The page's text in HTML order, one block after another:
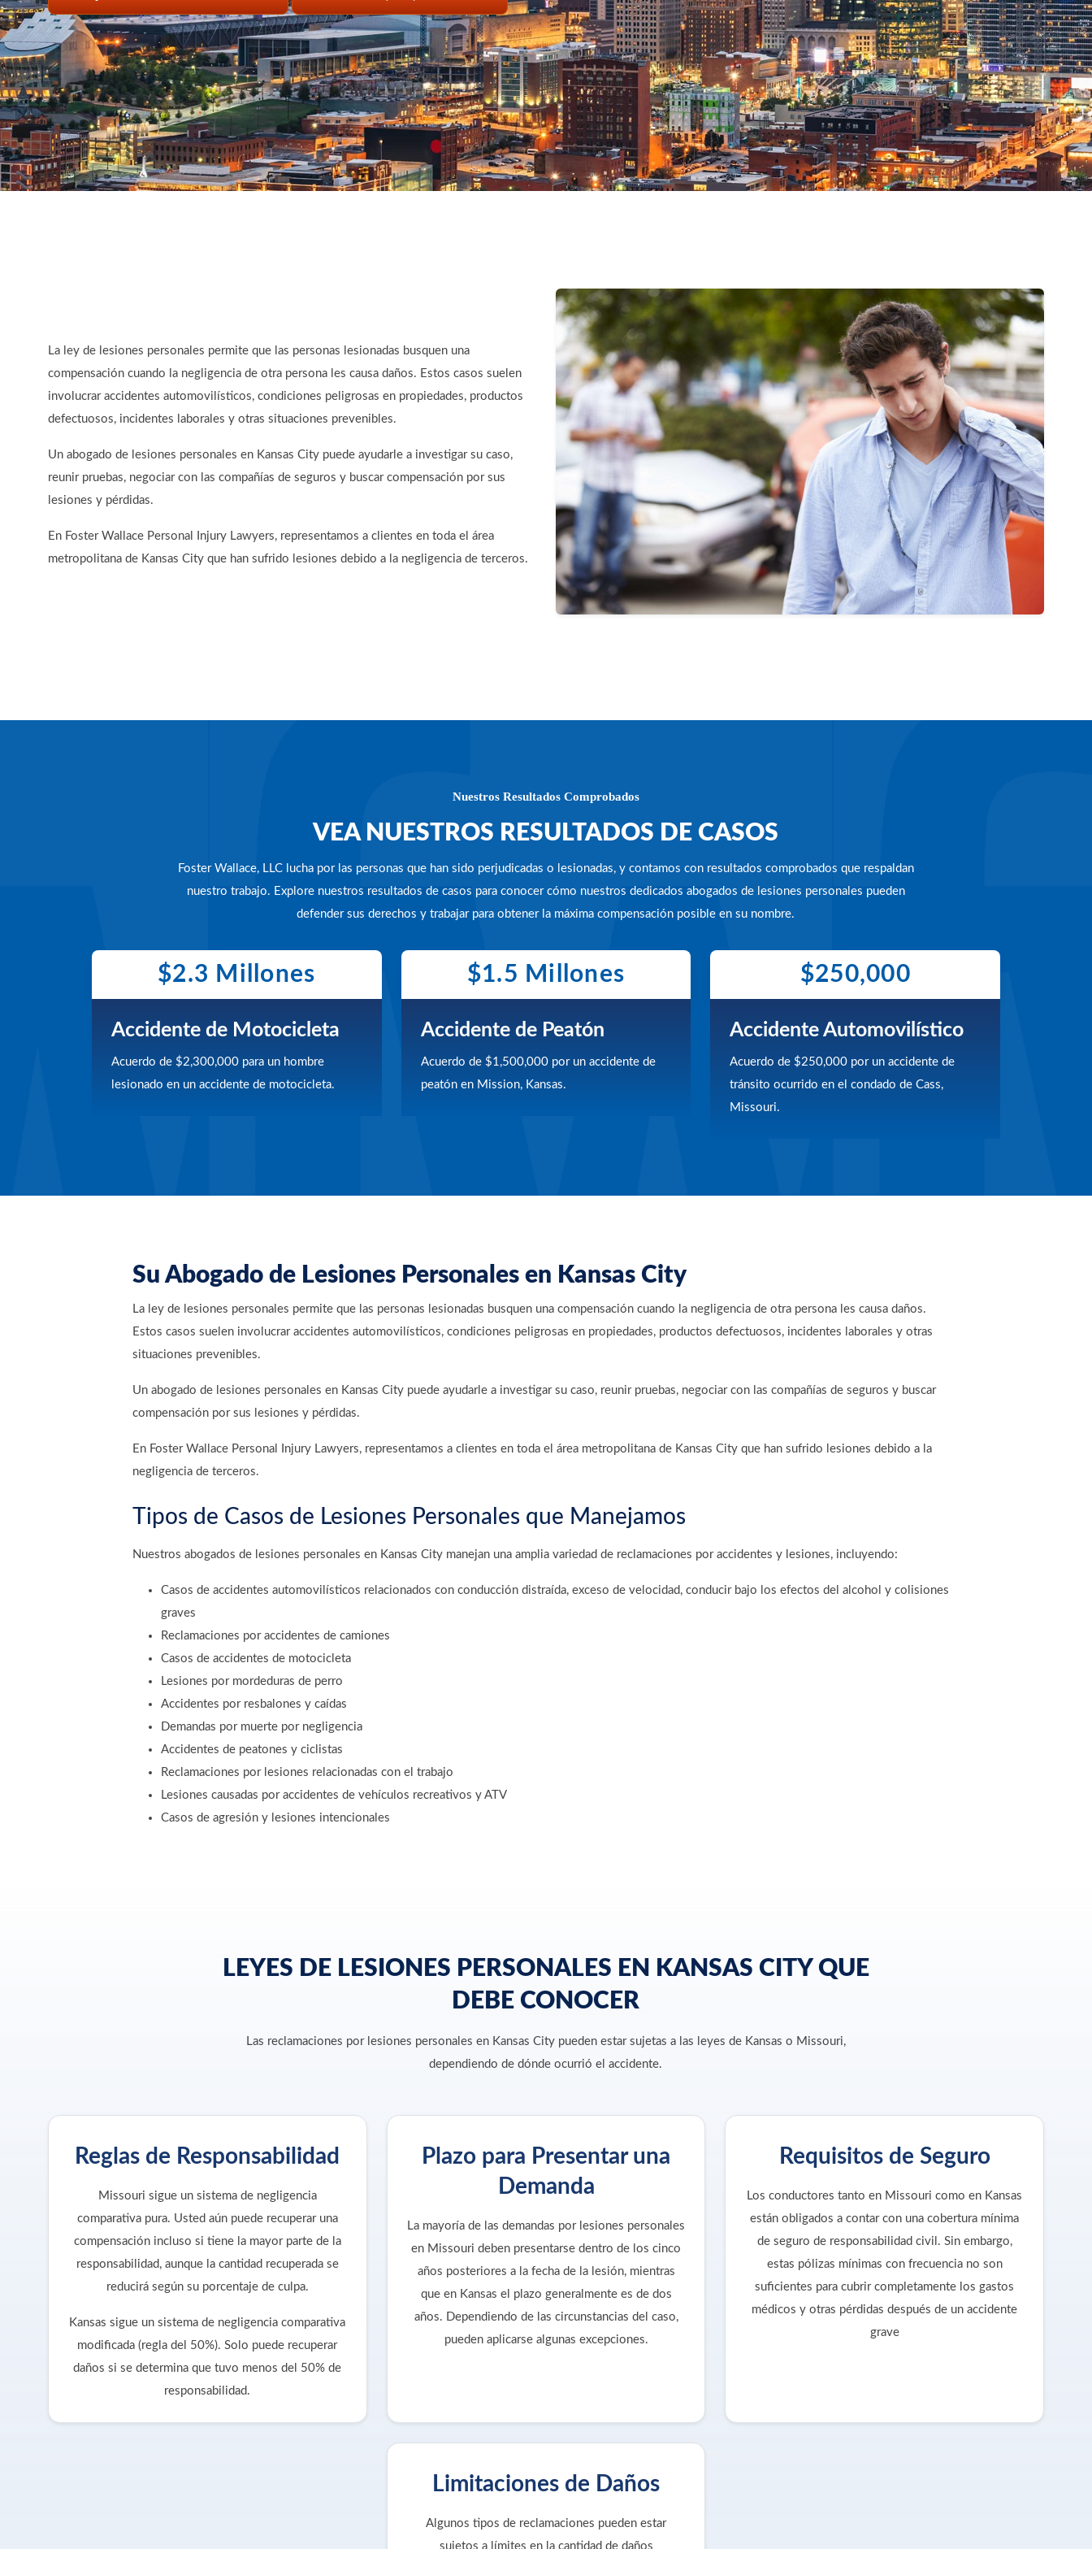
La ley de lesiones personales permite que las personas lesionadas busquen una
compensación cuando la negligencia de otra persona les causa daños. Estos casos suelen
involucrar accidentes automovilísticos, condiciones peligrosas en propiedades, productos
defectuosos, incidentes laborales y otras situaciones prevenibles.
Un abogado de lesiones personales en Kansas City puede ayudarle a investigar su caso,
reunir pruebas, negociar con las compañías de seguros y buscar compensación por sus
lesiones y pérdidas.
En Foster Wallace Personal Injury Lawyers, representamos a clientes en toda el área
metropolitana de Kansas City que han sufrido lesiones debido a la negligencia de terceros.
Nuestros Resultados Comprobados
VEA NUESTROS RESULTADOS DE CASOS
Foster Wallace, LLC lucha por las personas que han sido perjudicadas o lesionadas, y contamos con resultados comprobados que respaldan
nuestro trabajo. Explore nuestros resultados de casos para conocer cómo nuestros dedicados abogados de lesiones personales pueden
defender sus derechos y trabajar para obtener la máxima compensación posible en su nombre.
$2.3 Millones
Accidente de Motocicleta
Acuerdo de $2,300,000 para un hombre
lesionado en un accidente de motocicleta.
$1.5 Millones
Accidente de Peatón
Acuerdo de $1,500,000 por un accidente de
peatón en Mission, Kansas.
$250,000
Accidente Automovilístico
Acuerdo de $250,000 por un accidente de
tránsito ocurrido en el condado de Cass,
Missouri.
Su Abogado de Lesiones Personales en Kansas City
La ley de lesiones personales permite que las personas lesionadas busquen una compensación cuando la negligencia de otra persona les causa daños.
Estos casos suelen involucrar accidentes automovilísticos, condiciones peligrosas en propiedades, productos defectuosos, incidentes laborales y otras
situaciones prevenibles.
Un abogado de lesiones personales en Kansas City puede ayudarle a investigar su caso, reunir pruebas, negociar con las compañías de seguros y buscar
compensación por sus lesiones y pérdidas.
En Foster Wallace Personal Injury Lawyers, representamos a clientes en toda el área metropolitana de Kansas City que han sufrido lesiones debido a la
negligencia de terceros.
Tipos de Casos de Lesiones Personales que Manejamos
Nuestros abogados de lesiones personales en Kansas City manejan una amplia variedad de reclamaciones por accidentes y lesiones, incluyendo:
Casos de accidentes automovilísticos relacionados con conducción distraída, exceso de velocidad, conducir bajo los efectos del alcohol y colisiones
graves
Reclamaciones por accidentes de camiones
Casos de accidentes de motocicleta
Lesiones por mordeduras de perro
Accidentes por resbalones y caídas
Demandas por muerte por negligencia
Accidentes de peatones y ciclistas
Reclamaciones por lesiones relacionadas con el trabajo
Lesiones causadas por accidentes de vehículos recreativos y ATV
Casos de agresión y lesiones intencionales
LEYES DE LESIONES PERSONALES EN KANSAS CITY QUE
DEBE CONOCER
Las reclamaciones por lesiones personales en Kansas City pueden estar sujetas a las leyes de Kansas o Missouri,
dependiendo de dónde ocurrió el accidente.
Reglas de Responsabilidad
Missouri sigue un sistema de negligencia
comparativa pura. Usted aún puede recuperar una
compensación incluso si tiene la mayor parte de la
responsabilidad, aunque la cantidad recuperada se
reducirá según su porcentaje de culpa.
Kansas sigue un sistema de negligencia comparativa
modificada (regla del 50%). Solo puede recuperar
daños si se determina que tuvo menos del 50% de
responsabilidad.
Plazo para Presentar una
Demanda
La mayoría de las demandas por lesiones personales
en Missouri deben presentarse dentro de los cinco
años posteriores a la fecha de la lesión, mientras
que en Kansas el plazo generalmente es de dos
años. Dependiendo de las circunstancias del caso,
pueden aplicarse algunas excepciones.
Requisitos de Seguro
Los conductores tanto en Missouri como en Kansas
están obligados a contar con una cobertura mínima
de seguro de responsabilidad civil. Sin embargo,
estas pólizas mínimas con frecuencia no son
suficientes para cubrir completamente los gastos
médicos y otras pérdidas después de un accidente
grave
Limitaciones de Daños
Algunos tipos de reclamaciones pueden estar
sujetos a límites en la cantidad de daños